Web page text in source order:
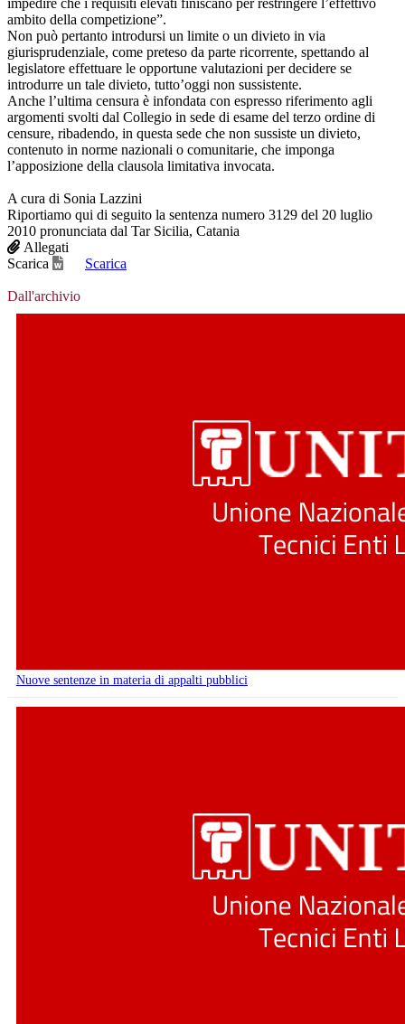
ambito della competizione”.
Non può pertanto introdursi un limite o un divieto in via
giurisprudenziale, come preteso da parte ricorrente, spettando al
legislatore effettuare le opportune valutazioni per decidere se
introdurre un tale divieto, tutto’oggi non sussistente.
Anche l’ultima censura è infondata con espresso riferimento agli
argomenti svolti dal Collegio in sede di esame del terzo ordine di
censure, ribadendo, in questa sede che non sussiste un divieto,
contenuto in norme nazionali o comunitarie, che imponga
l’apposizione della clausola limitativa invocata.
A cura di Sonia Lazzini
Riportiamo qui di seguito la sentenza numero 3129 del 20 luglio
2010 pronunciata dal Tar Sicilia, Catania
Allegati
Scarica
Scarica
Dall'archivio
Nuove sentenze in materia di appalti pubblici